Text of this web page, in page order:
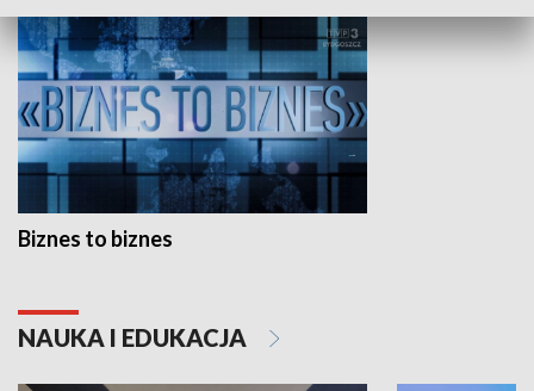
Biznes to biznes
NAUKA I EDUKACJA